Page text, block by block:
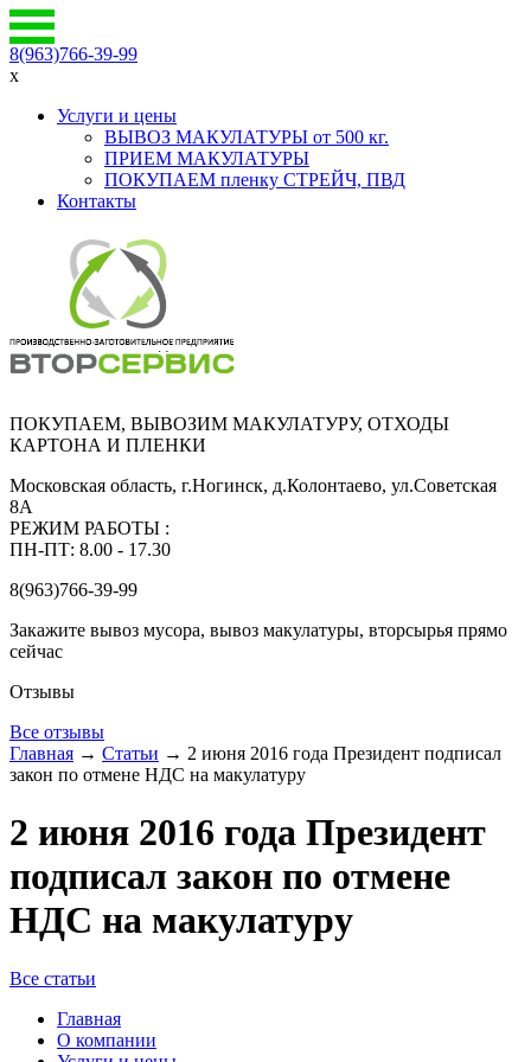
8(963)766-39-99
x
Услуги и цены
ВЫВОЗ МАКУЛАТУРЫ от 500 кг.
ПРИЕМ МАКУЛАТУРЫ
ПОКУПАЕМ пленку СТРЕЙЧ, ПВД
Контакты
ПОКУПАЕМ, ВЫВОЗИМ МАКУЛАТУРУ, ОТХОДЫ
КАРТОНА И ПЛЕНКИ
Московская область, г.Ногинск, д.Колонтаево, ул.Советская
8А
РЕЖИМ РАБОТЫ :
ПН-ПТ: 8.00 - 17.30
8(963)766-39-99
Закажите вывоз мусора, вывоз макулатуры, вторсырья прямо
сейчас
Отзывы
Все отзывы
Главная → Статьи → 2 июня 2016 года Президент подписал
закон по отмене НДС на макулатуру
2 июня 2016 года Президент
подписал закон по отмене
НДС на макулатуру
Все статьи
Главная
О компании